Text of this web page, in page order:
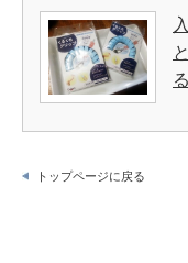
トップページに戻る